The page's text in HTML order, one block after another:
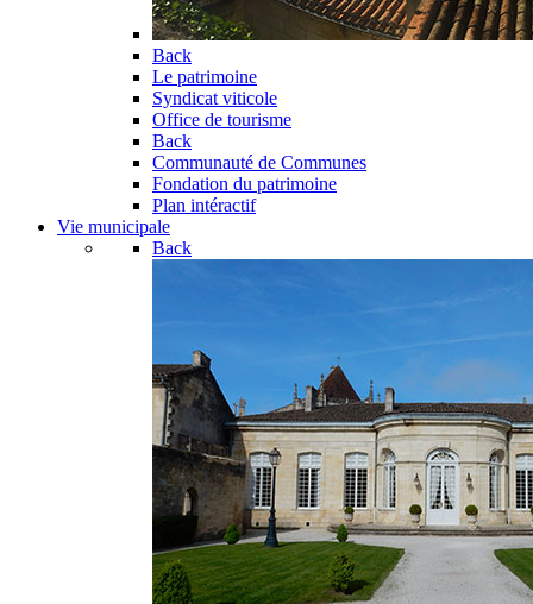
Back
Le patrimoine
Syndicat viticole
Office de tourisme
Back
Communauté de Communes
Fondation du patrimoine
Plan intéractif
Vie municipale
Back